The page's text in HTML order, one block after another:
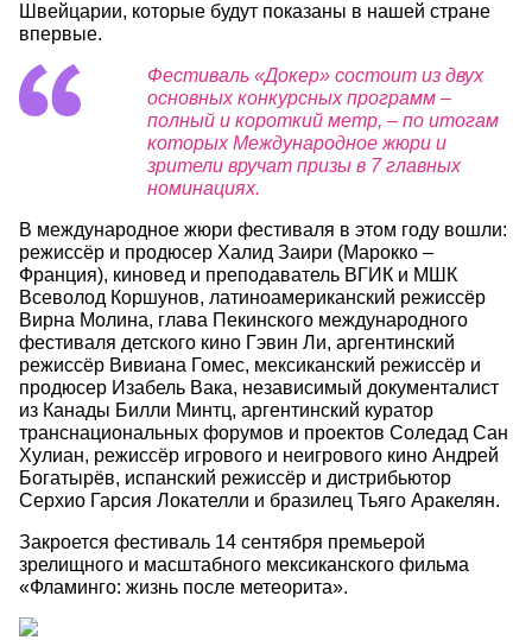
Швейцарии, которые будут показаны в нашей стране
впервые.
Фестиваль «Докер» состоит из двух
основных конкурсных программ –
полный и короткий метр, – по итогам
которых Международное жюри и
зрители вручат призы в 7 главных
номинациях.
В международное жюри фестиваля в этом году вошли:
режиссёр и продюсер Халид Заири (Марокко –
Франция), киновед и преподаватель ВГИК и МШК
Всеволод Коршунов, латиноамериканский режиссёр
Вирна Молина, глава Пекинского международного
фестиваля детского кино Гэвин Ли, аргентинский
режиссёр Вивиана Гомес, мексиканский режиссёр и
продюсер Изабель Вака, независимый документалист
из Канады Билли Минтц, аргентинский куратор
транснациональных форумов и проектов Соледад Сан
Хулиан, режиссёр игрового и неигрового кино Андрей
Богатырёв, испанский режиссёр и дистрибьютор
Серхио Гарсия Локателли и бразилец Тьяго Аракелян.
Закроется фестиваль 14 сентября премьерой
зрелищного и масштабного мексиканского фильма
«Фламинго: жизнь после метеорита».